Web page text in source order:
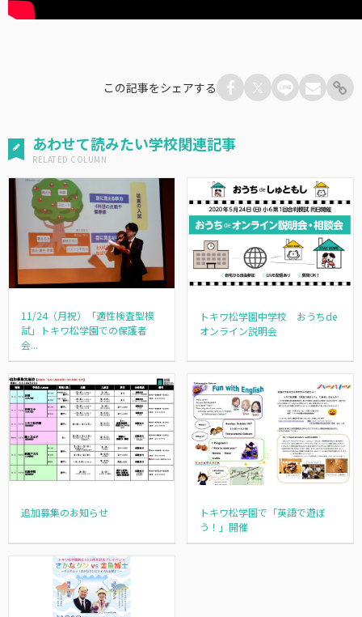
この記事をシェアする
あわせて読みたい学校関連記事
11/24（月祝）「適性検査型模
試」トキワ松学園での保護者
会...
トキワ松学園中学校 おうちde
オンライン説明会
追加募集のお知らせ
トキワ松学園で「英語で遊ぼ
う！」開催